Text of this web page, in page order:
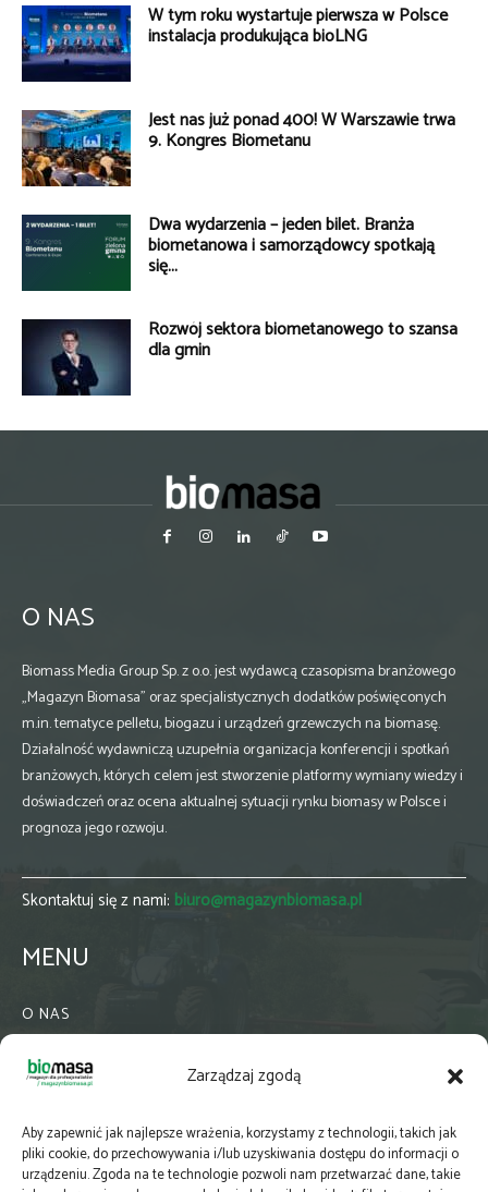
Zarządzaj zgodą
Aby zapewnić jak najlepsze wrażenia, korzystamy z technologii, takich jak
pliki cookie, do przechowywania i/lub uzyskiwania dostępu do informacji o
urządzeniu. Zgoda na te technologie pozwoli nam przetwarzać dane, takie
W tym roku wystartuje pierwsza w Polsce
instalacja produkująca bioLNG
Jest nas już ponad 400! W Warszawie trwa
9. Kongres Biometanu
Dwa wydarzenia – jeden bilet. Branża
biometanowa i samorządowcy spotkają
się...
Rozwój sektora biometanowego to szansa
dla gmin
O NAS
Biomass Media Group Sp. z o.o. jest wydawcą czasopisma branżowego
„Magazyn Biomasa” oraz specjalistycznych dodatków poświęconych
m.in. tematyce pelletu, biogazu i urządzeń grzewczych na biomasę.
Działalność wydawniczą uzupełnia organizacja konferencji i spotkań
branżowych, których celem jest stworzenie platformy wymiany wiedzy i
doświadczeń oraz ocena aktualnej sytuacji rynku biomasy w Polsce i
prognoza jego rozwoju.
Skontaktuj się z nami: biuro@magazynbiomasa.pl
MENU
O NAS
WSPÓŁPRACA
PRENUMERATA
NEWSLETTER